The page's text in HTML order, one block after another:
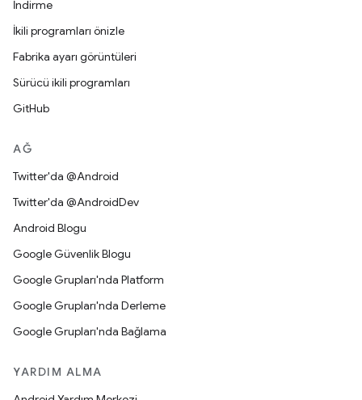
İndirme
İkili programları önizle
Fabrika ayarı görüntüleri
Sürücü ikili programları
GitHub
AĞ
Twitter'da @Android
Twitter'da @AndroidDev
Android Blogu
Google Güvenlik Blogu
Google Grupları'nda Platform
Google Grupları'nda Derleme
Google Grupları'nda Bağlama
YARDIM ALMA